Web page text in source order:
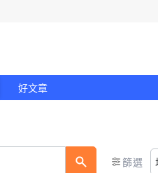
好文章
篩選